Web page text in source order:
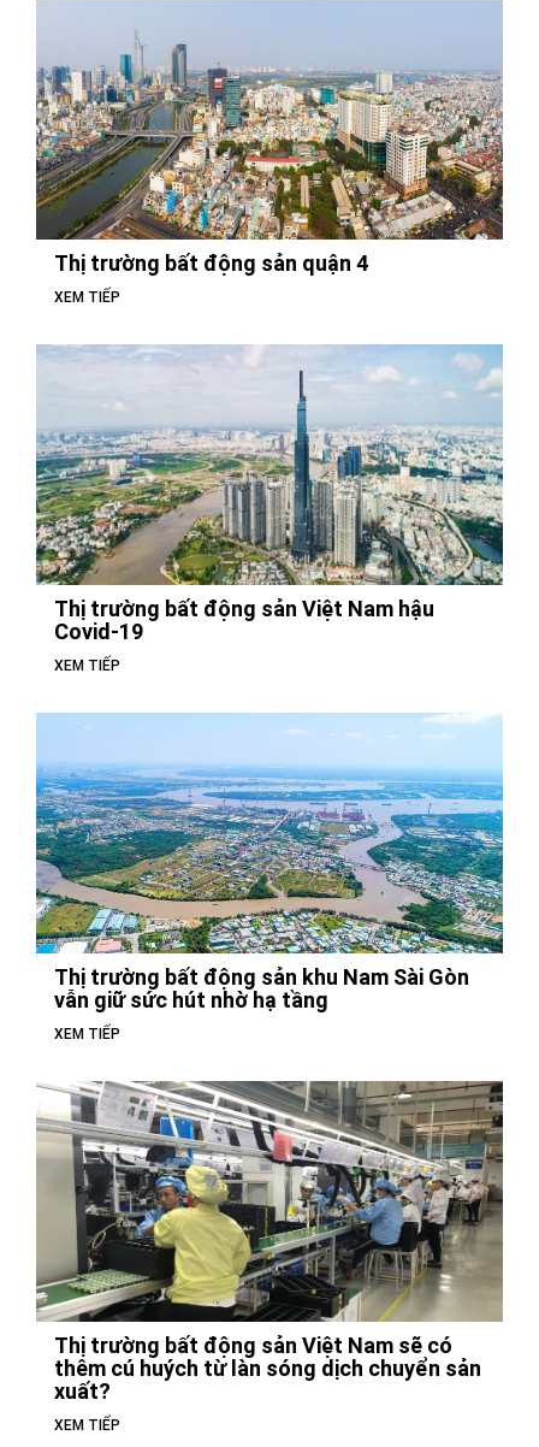
Thị trường bất động sản quận 4
XEM TIẾP
Thị trường bất động sản Việt Nam hậu
Covid-19
XEM TIẾP
Thị trường bất động sản khu Nam Sài Gòn
vẫn giữ sức hút nhờ hạ tầng
XEM TIẾP
Thị trường bất động sản Việt Nam sẽ có
thêm cú huých từ làn sóng dịch chuyển sản
xuất?
XEM TIẾP